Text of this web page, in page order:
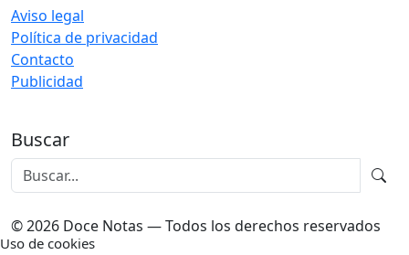
Aviso legal
Política de privacidad
Contacto
Publicidad
Buscar
© 2026 Doce Notas — Todos los derechos reservados
Uso de cookies